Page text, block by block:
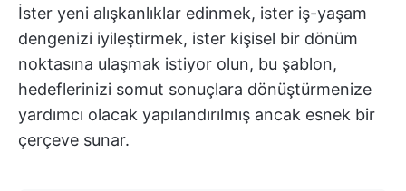
İster yeni alışkanlıklar edinmek, ister iş-yaşam
dengenizi iyileştirmek, ister kişisel bir dönüm
noktasına ulaşmak istiyor olun, bu şablon,
hedeflerinizi somut sonuçlara dönüştürmenize
yardımcı olacak yapılandırılmış ancak esnek bir
çerçeve sunar.